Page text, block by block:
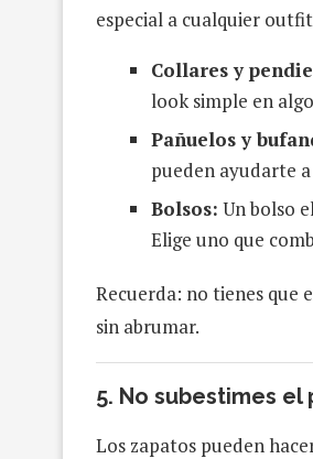
especial a cualquier
Collares y
look simple en
Pañuelos y
pueden ayudarte
Bolsos: Un bolso
Elige uno que
Recuerda: no tienes que
sin abrumar.
5. No subestimes el
Los zapatos pueden